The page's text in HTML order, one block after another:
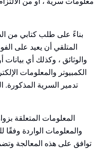
بناءً على طلب كتابي من
المتلقي أن يعيد على
والوثائق ، وكذلك أي
الكمبيوتر والمعلومات
تدمير السرية
والمعلومات الواردة وفقًا
توافق على هذه المعالجة